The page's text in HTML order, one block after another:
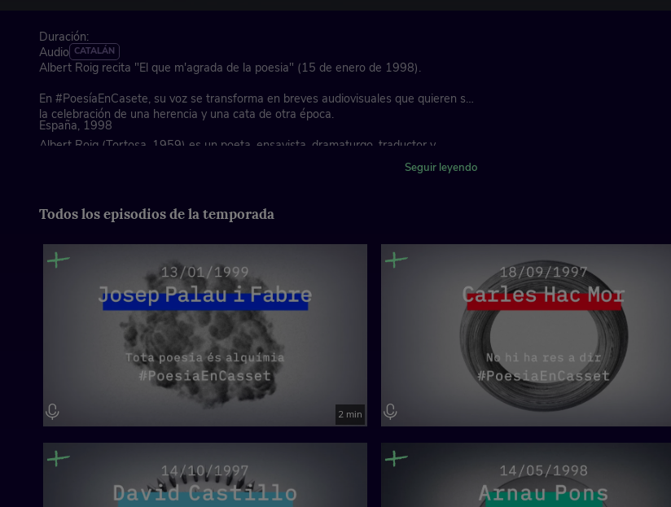
Duración:
Audio CATALÁN
Albert Roig recita "El que m'agrada de la poesia" (15 de enero de 1998).
En #PoesíaEnCasete, su voz se transforma en breves audiovisuales que quieren ser
la celebración de una herencia y una cata de otra época.
Albert Roig (Tortosa, 1959) es un poeta, ensayista, dramaturgo, traductor y
España, 1998
Seguir leyendo
Todos los episodios de la temporada
2 min